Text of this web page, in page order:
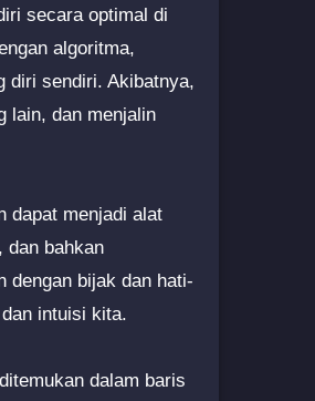
secara optimal di
algoritma,
diri sendiri. Akibatnya,
lain, dan menjalin
dapat menjadi alat
dan bahkan
dengan bijak dan hati-
intuisi kita.
dalam baris